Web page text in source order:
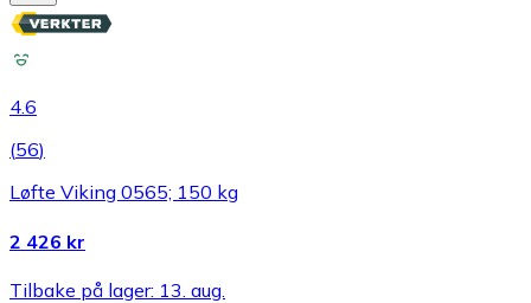
4.6
(56)
Løfte Viking 0565; 150 kg
2 426 kr
Tilbake på lager: 13. aug.